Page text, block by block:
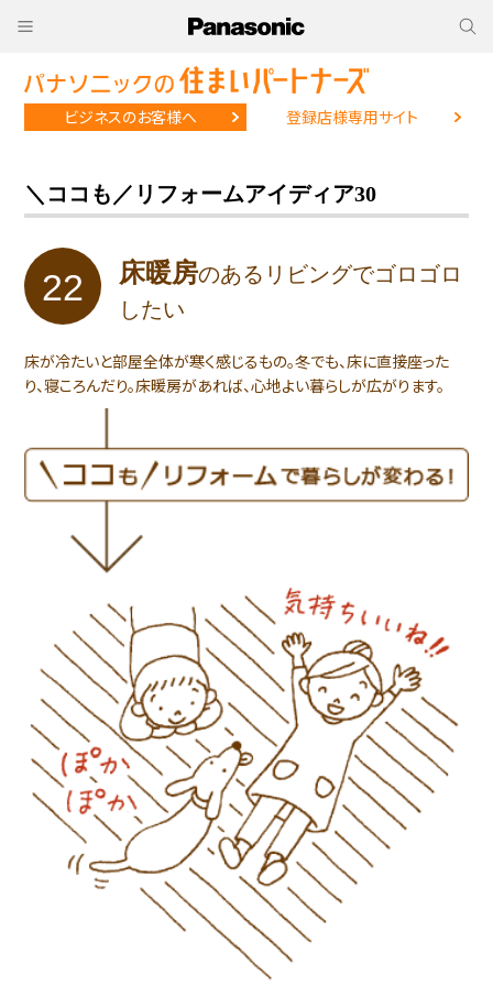
ビジネスのお客様へ 登録店様専用サイト
＼ココも／リフォームアイディア30
22 床暖房のあるリビングでゴロゴロ
したい
床が冷たいと部屋全体が寒く感じるもの。冬でも、床に直接座った
り、寝ころんだり。床暖房があれば、心地よい暮らしが広がります。